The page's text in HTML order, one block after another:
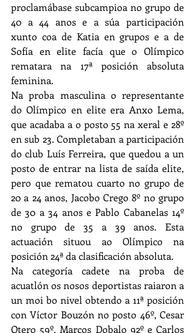
proclamábase subcampioa no grupo de
40 a 44 anos e a súa participación
xunto coa de Katia en grupos e a de
Sofía en elite facía que o Olímpico
rematara na 17ª posición absoluta
feminina.
Na proba masculina o representante
do Olímpico en elite era Anxo Lema,
que acadaba a o posto 55 na xeral e 28º
en sub 23. Completaban a participación
do club Luís Ferreira, que quedou a un
posto de entrar na lista de saída elite,
pero que rematou cuarto no grupo de
20 a 24 anos, Jacobo Crego 8º no grupo
de 30 a 34 anos e Pablo Cabanelas 14º
no grupo de 35 a 39 anos. Esta
actuación situou ao Olímpico na
posición 24ª da clasificación absoluta.
Na categoría cadete na proba de
acuatlón os nosos deportistas raiaron a
un moi bo nivel obtendo a 11ª posición
con Víctor Bouzón no posto 46º, Cesar
Otero 59º, Marcos Dobalo 92º e Carlos